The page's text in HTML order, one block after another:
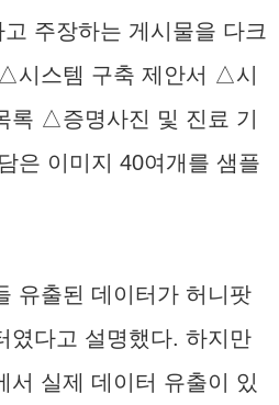
주장하는 게시물을 다크
시스템 구축 제안서 △시
△증명사진 및 진료 기
은 이미지 40여개를 샘플
유출된 데이터가 허니팟
였다고 설명했다. 하지만
서 실제 데이터 유출이 있